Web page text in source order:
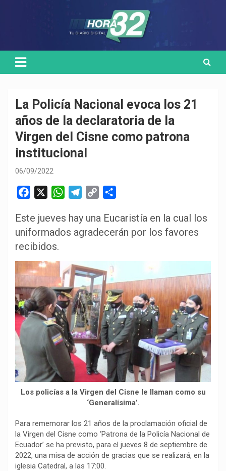
La Policía Nacional evoca los 21
años de la declaratoria de la
Virgen del Cisne como patrona
institucional
06/09/2022
c
e
b
o
k
W
a
t
p
p
l
e
a
m
p
y
n
k
m
p
i
r
Este jueves hay una Eucaristía en la cual los
uniformados agradecerán por los favores
recibidos.
Los policías a la Virgen del Cisne le llaman como su
‘Generalísima’.
Para rememorar los 21 años de la proclamación oficial de
la Virgen del Cisne como ‘Patrona de la Policía Nacional de
Ecuador’ se ha previsto, para el jueves 8 de septiembre de
2022, una misa de acción de gracias que se realizará, en la
iglesia Catedral, a las 17:00.